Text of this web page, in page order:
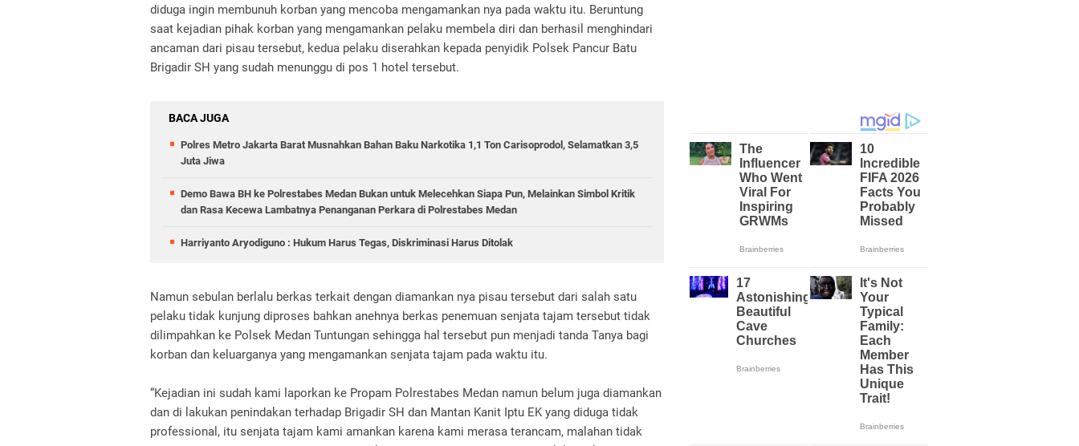
diduga ingin membunuh korban yang mencoba mengamankan nya pada waktu itu. Beruntung
saat kejadian pihak korban yang mengamankan pelaku membela diri dan berhasil menghindari
ancaman dari pisau tersebut, kedua pelaku diserahkan kepada penyidik Polsek Pancur Batu
Brigadir SH yang sudah menunggu di pos 1 hotel tersebut.
BACA JUGA
Polres Metro Jakarta Barat Musnahkan Bahan Baku Narkotika 1,1 Ton Carisoprodol, Selamatkan 3,5
Juta Jiwa
Demo Bawa BH ke Polrestabes Medan Bukan untuk Melecehkan Siapa Pun, Melainkan Simbol Kritik
dan Rasa Kecewa Lambatnya Penanganan Perkara di Polrestabes Medan
Harriyanto Aryodiguno : Hukum Harus Tegas, Diskriminasi Harus Ditolak
Namun sebulan berlalu berkas terkait dengan diamankan nya pisau tersebut dari salah satu
pelaku tidak kunjung diproses bahkan anehnya berkas penemuan senjata tajam tersebut tidak
dilimpahkan ke Polsek Medan Tuntungan sehingga hal tersebut pun menjadi tanda Tanya bagi
korban dan keluarganya yang mengamankan senjata tajam pada waktu itu.
“Kejadian ini sudah kami laporkan ke Propam Polrestabes Medan namun belum juga diamankan
dan di lakukan penindakan terhadap Brigadir SH dan Mantan Kanit Iptu EK yang diduga tidak
professional, itu senjata tajam kami amankan karena kami merasa terancam, malahan tidak